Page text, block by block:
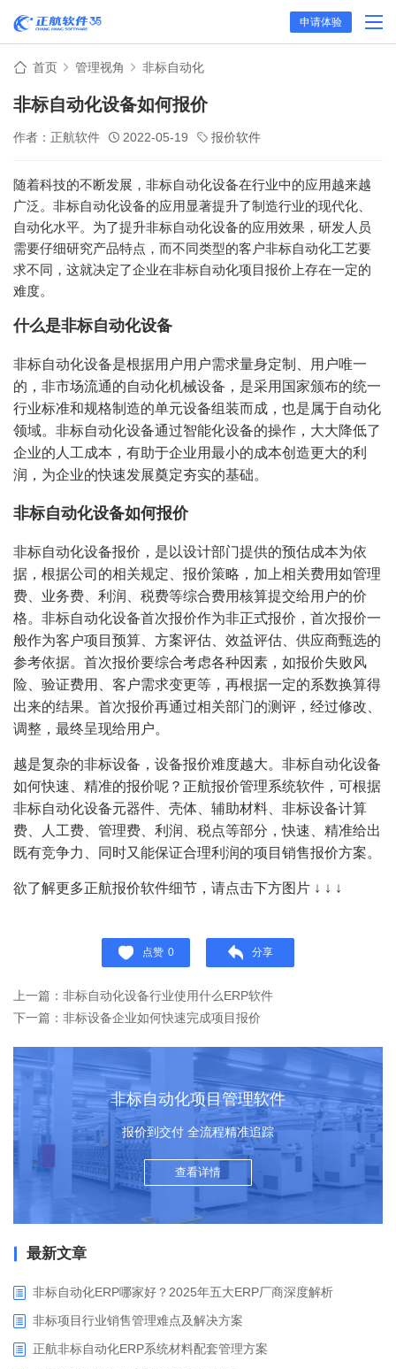
申请体验
首页 管理视角 非标自动化
非标自动化设备如何报价
作者：正航软件 2022-05-19 报价软件
随着科技的不断发展，非标自动化设备在行业中的应用越来越
广泛。非标自动化设备的应用显著提升了制造行业的现代化、
自动化水平。为了提升非标自动化设备的应用效果，研发人员
需要仔细研究产品特点，而不同类型的客户非标自动化工艺要
求不同，这就决定了企业在非标自动化项目报价上存在一定的
难度。
什么是非标自动化设备
非标自动化设备是根据用户用户需求量身定制、用户唯一
的，非市场流通的自动化机械设备，是采用国家颁布的统一
行业标准和规格制造的单元设备组装而成，也是属于自动化
领域。非标自动化设备通过智能化设备的操作，大大降低了
企业的人工成本，有助于企业用最小的成本创造更大的利
润，为企业的快速发展奠定夯实的基础。
非标自动化设备如何报价
非标自动化设备报价，是以设计部门提供的预估成本为依
据，根据公司的相关规定、报价策略，加上相关费用如管理
费、业务费、利润、税费等综合费用核算提交给用户的价
格。非标自动化设备首次报价作为非正式报价，首次报价一
般作为客户项目预算、方案评估、效益评估、供应商甄选的
参考依据。首次报价要综合考虑各种因素，如报价失败风
险、验证费用、客户需求变更等，再根据一定的系数换算得
出来的结果。首次报价再通过相关部门的测评，经过修改、
调整，最终呈现给用户。
越是复杂的非标设备，设备报价难度越大。非标自动化设备
如何快速、精准的报价呢？正航报价管理系统软件，可根据
非标自动化设备元器件、壳体、辅助材料、非标设备计算
费、人工费、管理费、利润、税点等部分，快速、精准给出
既有竞争力、同时又能保证合理利润的项目销售报价方案。
欲了解更多正航报价软件细节，请点击下方图片 ↓ ↓ ↓
点赞 0 分享
上一篇：非标自动化设备行业使用什么ERP软件
下一篇：非标设备企业如何快速完成项目报价
非标自动化项目管理软件
报价到交付 全流程精准追踪
查看详情
最新文章
非标自动化ERP哪家好？2025年五大ERP厂商深度解析
非标项目行业销售管理难点及解决方案
正航非标自动化ERP系统材料配套管理方案